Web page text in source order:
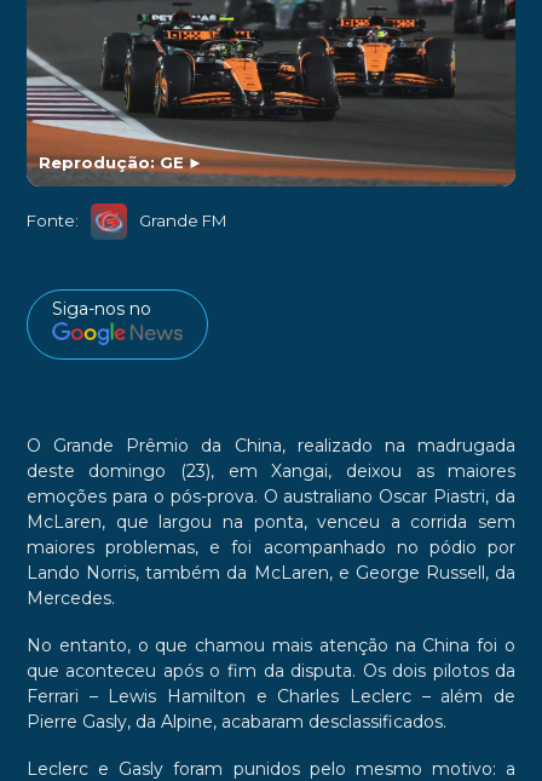
Reprodução: GE►
Fonte: Grande FM
Siga-nos no
O Grande Prêmio da China, realizado na madrugada
deste domingo (23), em Xangai, deixou as maiores
emoções para o pós-prova. O australiano Oscar Piastri, da
McLaren, que largou na ponta, venceu a corrida sem
maiores problemas, e foi acompanhado no pódio por
Lando Norris, também da McLaren, e George Russell, da
Mercedes.
No entanto, o que chamou mais atenção na China foi o
que aconteceu após o fim da disputa. Os dois pilotos da
Ferrari – Lewis Hamilton e Charles Leclerc – além de
Pierre Gasly, da Alpine, acabaram desclassificados.
Leclerc e Gasly foram punidos pelo mesmo motivo: a